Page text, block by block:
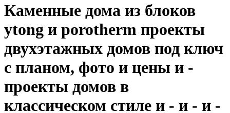
Каменные дома из блоков
ytong и porotherm проекты
двухэтажных домов под ключ
с планом, фото и цены и -
проекты домов в
классическом стиле и - и - и -